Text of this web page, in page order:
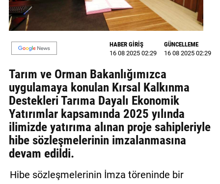
YAZARLAR
BİZE
ULAŞIN
İletişim
Gizlilik
Sözleşmesi
Kullanıcı
Sözleşmesi
HABER GİRİŞ
16 08 2025 02:29
GÜNCELLEME
16 08 2025 02:29
Tarım ve Orman Bakanlığımızca
uygulamaya konulan Kırsal Kalkınma
Destekleri Tarıma Dayalı Ekonomik
Yatırımlar kapsamında 2025 yılında
ilimizde yatırıma alınan proje sahipleriyle
hibe sözleşmelerinin imzalanmasına
devam edildi.
Hibe sözleşmelerinin İmza töreninde bir